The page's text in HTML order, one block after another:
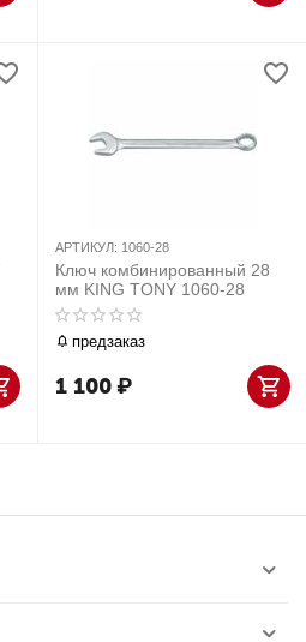
АРТИКУЛ: 1060-28
Ключ комбинированный 28
мм KING TONY 1060-28
предзаказ
1 100₽